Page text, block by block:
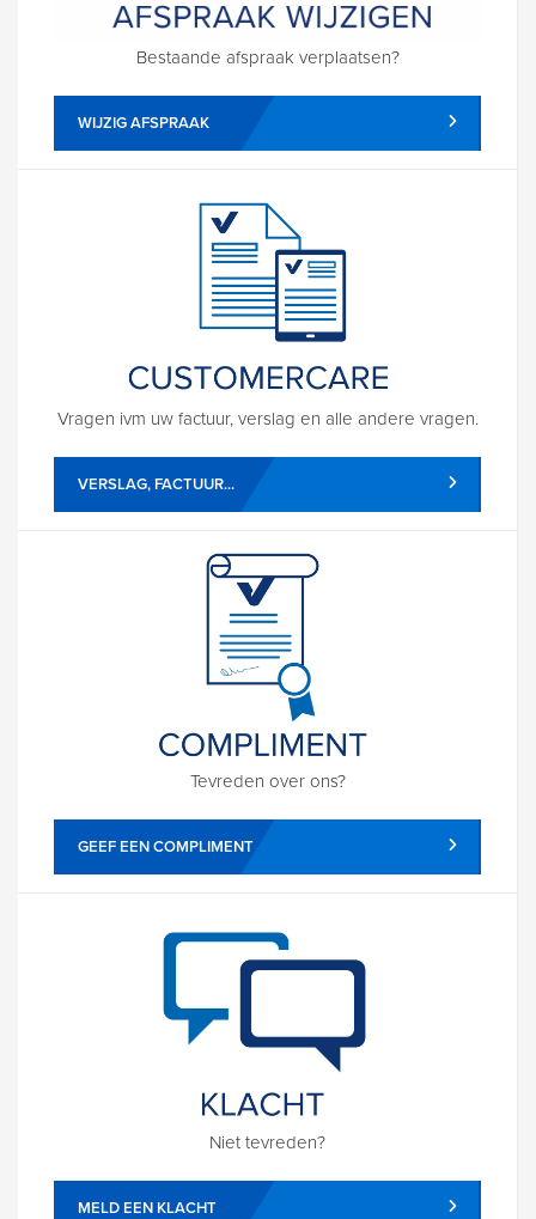
Bestaande afspraak verplaatsen?
WIJZIG AFSPRAAK
Vragen ivm uw factuur, verslag en alle andere vragen.
VERSLAG, FACTUUR...
Tevreden over ons?
GEEF EEN COMPLIMENT
Niet tevreden?
MELD EEN KLACHT